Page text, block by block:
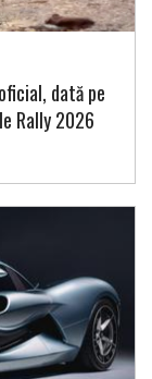
dată pe
Rally 2026